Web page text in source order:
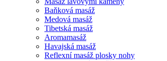
Baňková masáž
Medová masáž
Tibetská masáž
Aromamasáž
Havajská masáž
Reflexní masáž plosky nohy